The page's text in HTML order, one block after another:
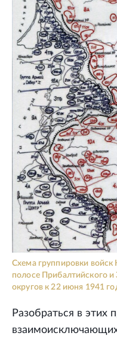
Схема группировки
полосе Прибалтийского
округов к 22 июня 1941
Разобраться в этих